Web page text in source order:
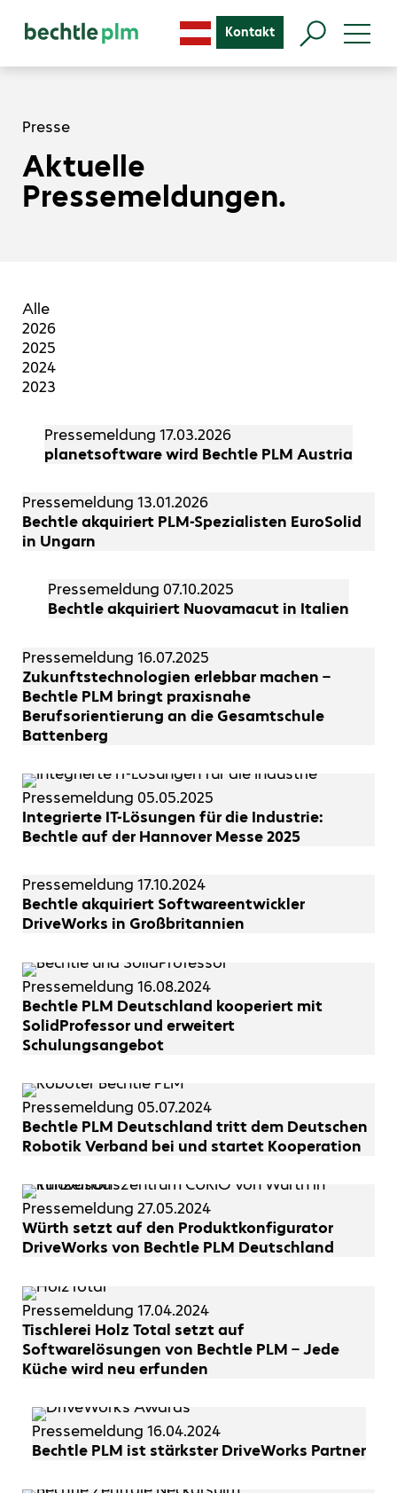
Kontakt
Presse
Aktuelle
Pressemeldungen.
Alle
2026
2025
2024
2023
Pressemeldung 17.03.2026
planetsoftware wird Bechtle PLM Austria
Pressemeldung 13.01.2026
Bechtle akquiriert PLM-Spezialisten EuroSolid
in Ungarn
Pressemeldung 07.10.2025
Bechtle akquiriert Nuovamacut in Italien
Pressemeldung 16.07.2025
Zukunftstechnologien erlebbar machen –
Bechtle PLM bringt praxisnahe
Berufsorientierung an die Gesamtschule
Battenberg
Pressemeldung 05.05.2025
Integrierte IT-Lösungen für die Industrie:
Bechtle auf der Hannover Messe 2025
Pressemeldung 17.10.2024
Bechtle akquiriert Softwareentwickler
DriveWorks in Großbritannien
Pressemeldung 16.08.2024
Bechtle PLM Deutschland kooperiert mit
SolidProfessor und erweitert
Schulungsangebot
Pressemeldung 05.07.2024
Bechtle PLM Deutschland tritt dem Deutschen
Robotik Verband bei und startet Kooperation
Pressemeldung 27.05.2024
Würth setzt auf den Produktkonfigurator
DriveWorks von Bechtle PLM Deutschland
Pressemeldung 17.04.2024
Tischlerei Holz Total setzt auf
Softwarelösungen von Bechtle PLM – Jede
Küche wird neu erfunden
Pressemeldung 16.04.2024
Bechtle PLM ist stärkster DriveWorks Partner